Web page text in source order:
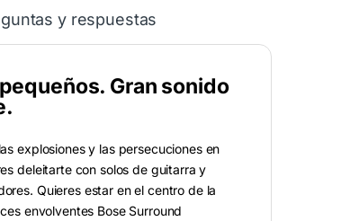
y respuestas
Gran sonido
explosiones y las persecuciones en
deleitarte con solos de guitarra y
Quieres estar en el centro de la
envolventes Bose Surround